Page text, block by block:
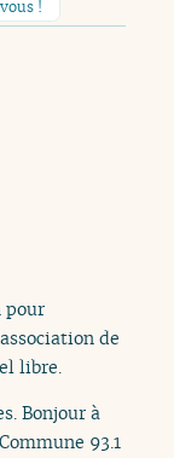
!
pour
de
libre.
Bonjour à
93.1